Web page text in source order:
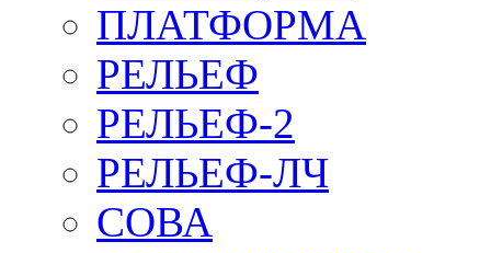
ПЛАТФОРМА
РЕЛЬЕФ
РЕЛЬЕФ-2
РЕЛЬЕФ-ЛЧ
СОВА